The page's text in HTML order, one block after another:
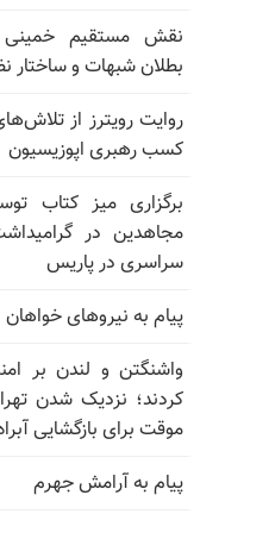
بطلان شبهات و ساختار
روایت رویترز از
کسب رهبری اپوزیسیون
برگزاری میز کتاب
مجاهدین در
سراسری در پاریس
پیام به نیروهای خواهان ارتباط -
واشنگتن و لندن بر
کردند؛ نزدیک شدن
موقت برای بازگشایی
پیام به آرامش جهرم